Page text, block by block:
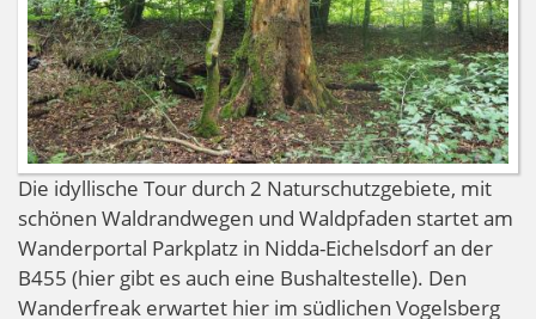
Die idyllische Tour durch 2 Naturschutzgebiete, mit
schönen Waldrandwegen und Waldpfaden startet am
Wanderportal Parkplatz in Nidda-Eichelsdorf an der
B455 (hier gibt es auch eine Bushaltestelle). Den
Wanderfreak erwartet hier im südlichen Vogelsberg